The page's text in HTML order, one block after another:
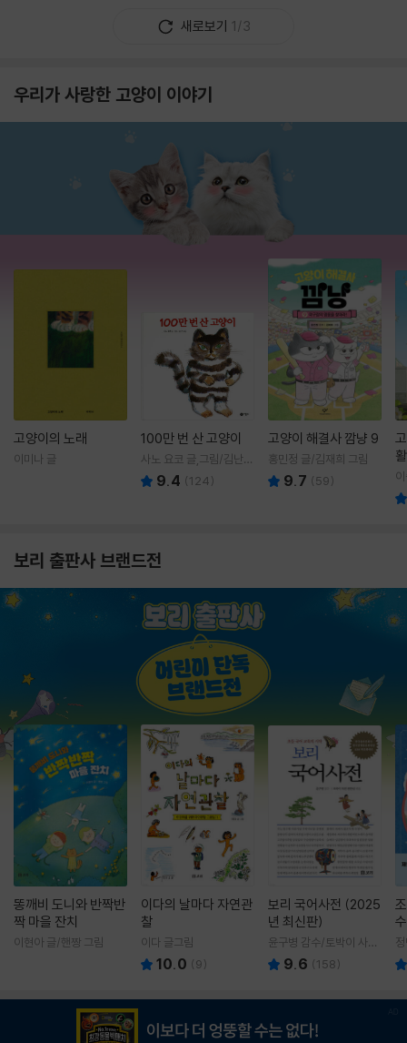
새로보기 1/3
우리가 사랑한 고양이 이야기
고양이의 노래
이미나 글
100만 번 산 고양이
사노 요코 글,그림/김난주
역 9.4 (124)
고양이 해결사 깜냥 9
홍민정 글/김재희 그림
9.7 (59)
보리 출판사 브랜드전
똥깨비 도니와 반짝반
짝 마을 잔치
이현아 글/핸짱 그림
이다의 날마다 자연관
찰
이다 글그림
10.0 (9)
보리 국어사전 (2025
년 최신판)
윤구병 감수/토박이 사전
편찬실 편
9.6 (158)